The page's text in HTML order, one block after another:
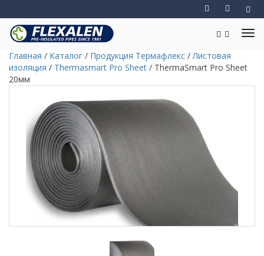
Главная / Каталог / Продукция Термафлекс /Листовая
изоляция / Thermasmart Pro Sheet / ThermaSmart Pro Sheet
20мм